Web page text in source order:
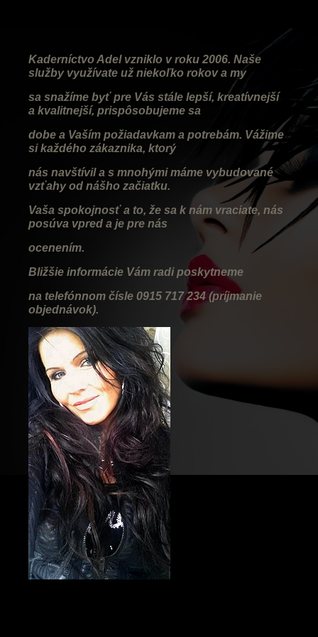
Kaderníctvo Adel vzniklo v roku 2006. Naše
služby využívate už niekoľko rokov a my
sa snažíme byť pre Vás stále lepší, kreatívnejší
a kvalitnejší, prispôsobujeme sa
dobe a Vaším požiadavkam a potrebám. Vážime
si každého zákaznika, ktorý
nás navštívil a s mnohými máme vybudované
vzťahy od nášho začiatku.
Vaša spokojnosť a to, že sa k nám vraciate, nás
posúva vpred a je pre nás
ocenením.
Bližšie informácie Vám radi poskytneme
na telefónnom čísle 0915 717 234 (príjmanie
objednávok).